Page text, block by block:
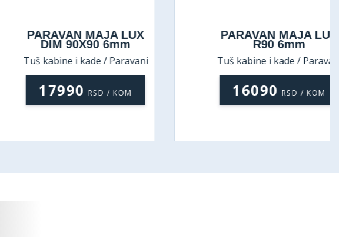
PARAVAN MAJA LUX
DIM 90X90 6mm
Tuš kabine i kade / Paravani
17990 RSD / KOM
PARAVAN MAJA LUX
R90 6mm
Tuš kabine i kade / Paravani
16090 RSD / KOM